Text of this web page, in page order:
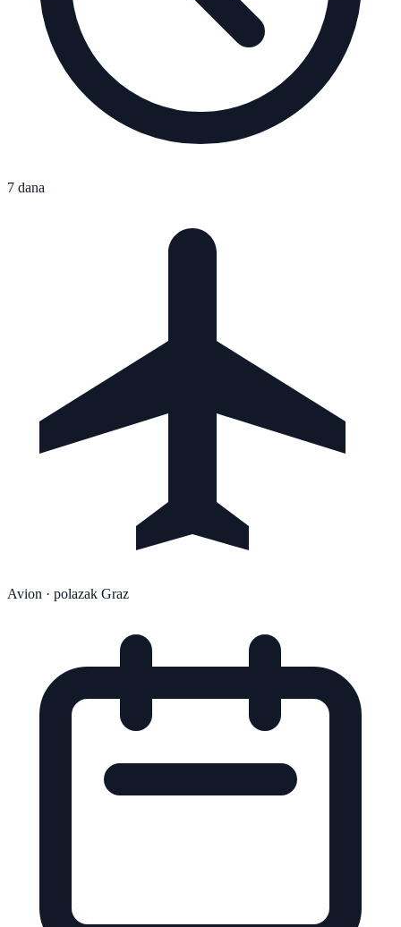
7 dana
Avion · polazak Graz